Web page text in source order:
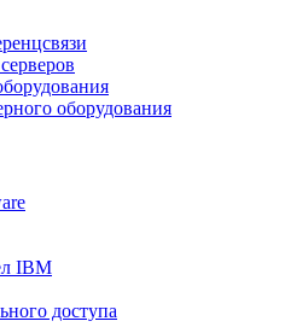
оборудования
IBM
доступа